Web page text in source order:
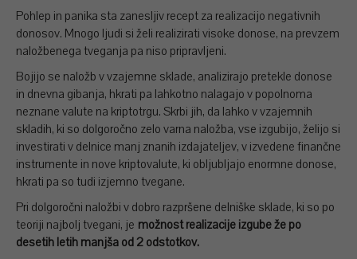
Pohlep in panika sta zanesljiv recept za realizacijo negativnih
donosov. Mnogo ljudi si želi realizirati visoke donose, na prevzem
naložbenega tveganja pa niso pripravljeni.
Bojijo se naložb v vzajemne sklade, analizirajo pretekle donose
in dnevna gibanja, hkrati pa lahkotno nalagajo v popolnoma
neznane valute na kriptotrgu. Skrbi jih, da lahko v vzajemnih
skladih, ki so dolgoročno zelo varna naložba, vse izgubijo, želijo si
investirati v delnice manj znanih izdajateljev, v izvedene finančne
instrumente in nove kriptovalute, ki obljubljajo enormne donose,
hkrati pa so tudi izjemno tvegane.
Pri dolgoročni naložbi v dobro razpršene delniške sklade, ki so po
teoriji najbolj tvegani, je možnost realizacije izgube že po
desetih letih manjša od 2 odstotkov.